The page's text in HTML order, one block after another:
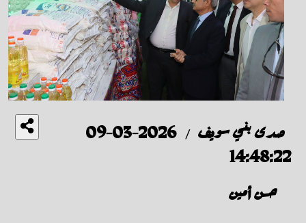
صدى بني سويف /
2026-03-09
14:48:22
حسن أمين